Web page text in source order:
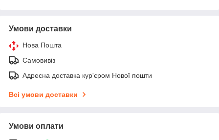
Умови доставки
Нова Пошта
Самовивіз
Адресна доставка кур'єром Нової пошти
Всі умови доставки
Умови оплати